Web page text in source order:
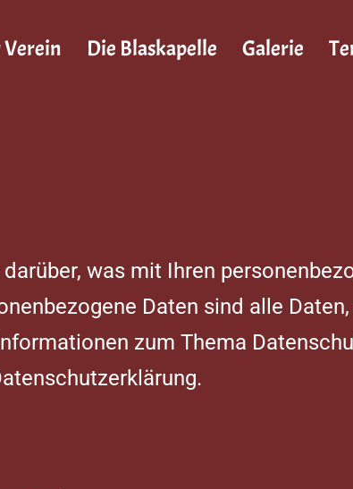
Verein Die Blaskapelle Galerie
was mit Ihren
Daten sind alle
zum Thema